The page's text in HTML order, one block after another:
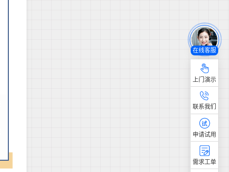
在线客服
上门演示
联系我们
申请试用
需求工单